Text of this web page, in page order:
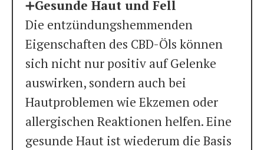
➕Gesunde Haut und Fell
Die entzündungshemmenden
Eigenschaften des CBD-Öls können
sich nicht nur positiv auf Gelenke
auswirken, sondern auch bei
Hautproblemen wie Ekzemen oder
allergischen Reaktionen helfen. Eine
gesunde Haut ist wiederum die Basis